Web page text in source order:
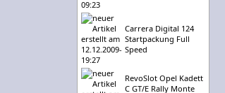
Carrera Digital 124
Startpackung Full
Speed
RevoSlot Opel Kadett
C GT/E Rally Monte